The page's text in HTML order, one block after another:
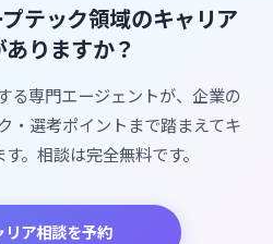
テック領域のキャリア
りますか？
る専門エージェントが、企業の
・選考ポイントまで踏まえてキ
。相談は完全無料です。
リア相談を予約